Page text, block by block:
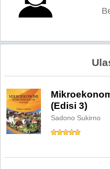
(Edisi 3)
Sadono Sukirno